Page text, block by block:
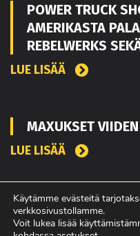
POWER TRUCK
AMERIKASTA
REBELWERKS
LUE LISÄÄ
MAXUKSET
LUE LISÄÄ
Käytämme evästeitä
verkkosivustollamme.
Voit lukea lisää